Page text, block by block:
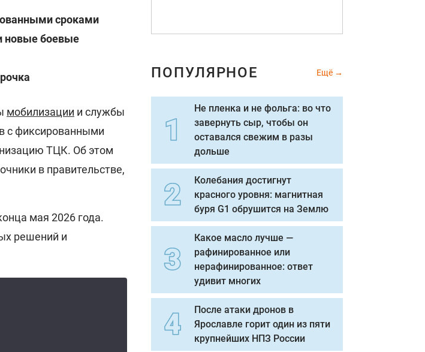
сроками
новые боевые
мобилизации и службы
с фиксированными
ТЦК. Об этом
в правительстве,
мая 2026 года.
решений и
ПОПУЛЯРНОЕ Ещё
Не пленка и не фольга: во что
завернуть сыр, чтобы он
оставался свежим в разы
дольше
Колебания достигнут
красного уровня: магнитная
буря G1 обрушится на Землю
Какое масло лучше —
рафинированное или
нерафинированное: ответ
удивит многих
После атаки дронов в
Ярославле горит один из пяти
крупнейших НПЗ России